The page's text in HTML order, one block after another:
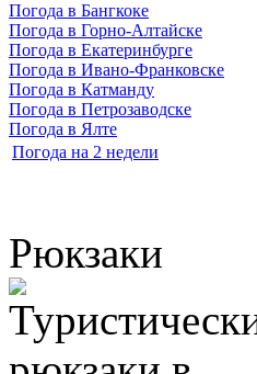
Погода в Бангкоке
Погода в Горно-Алтайске
Погода в Екатеринбурге
Погода в Ивано-Франковске
Погода в Катманду
Погода в Петрозаводске
Погода в Ялте
Погода на 2 недели
Рюкзаки